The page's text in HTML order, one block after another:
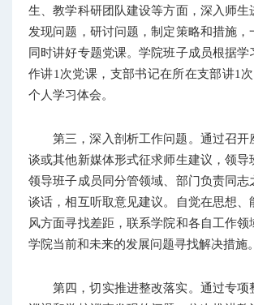
生、教学科研团队建设等方面，深入师生
发现问题，研讨问题，制定策略和措施，
同时讲好专题党课。学院班子成员根据学
作讲1次党课，支部书记在所在支部讲1
个人学习体会。
第三，深入剖析工作问题。通过召开
谈或其他新媒体形式征求师生建议，领导
领导班子成员同分管领域、部门负责同志
谈话，相互听取意见建议。自觉在思想、
风方面寻找差距，联系学院和各自工作领
学院当前和未来的发展问题寻找解决措施。
第四，切实推进整改落实。通过专项